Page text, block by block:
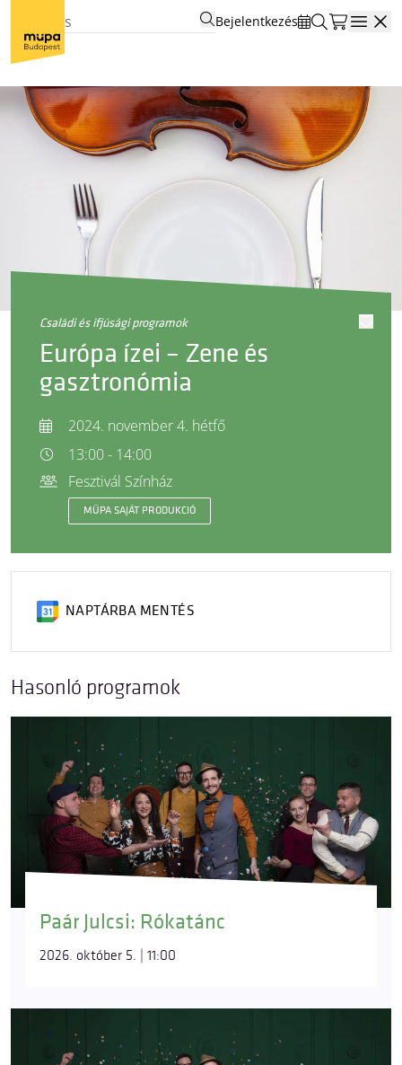
Bejelentkezés
családi és ifjúsági programok
Európa ízei – Zene és
gasztronómia
2024. november 4. hétfő
13:00 - 14:00
Fesztivál Színház
MÜPA SAJÁT PRODUKCIÓ
NAPTÁRBA MENTÉS
Hasonló programok
Paár Julcsi: Rókatánc
2026. október 5. | 11:00